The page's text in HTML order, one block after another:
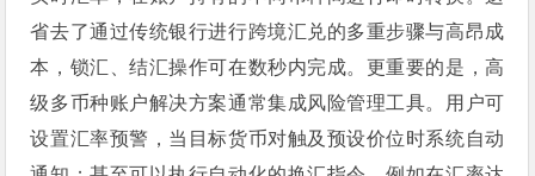
省去了通过传统银行进行跨境汇兑的多重步骤与高昂成
本，锁汇、结汇操作可在数秒内完成。更重要的是，高
级多币种账户解决方案通常集成风险管理工具。用户可
设置汇率预警，当目标货币对触及预设价位时系统自动